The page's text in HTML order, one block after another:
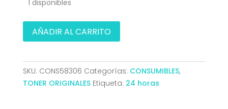
1 disponibles
TONER
BROTHER
DCP-
L3520/3560
HL-
AÑADIR AL CARRITO
SKU: CONS58306 Categorías: CONSUMIBLES,
TONER ORIGINALES Etiqueta: 24 horas